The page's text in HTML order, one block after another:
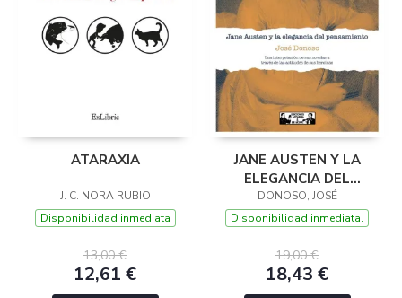
ATARAXIA
J. C. NORA RUBIO
Disponibilidad inmediata
13,00 €
12,61 €
JANE AUSTEN Y LA
ELEGANCIA DEL
PENSAMIENTO
DONOSO, JOSÉ
Disponibilidad inmediata.
19,00 €
18,43 €